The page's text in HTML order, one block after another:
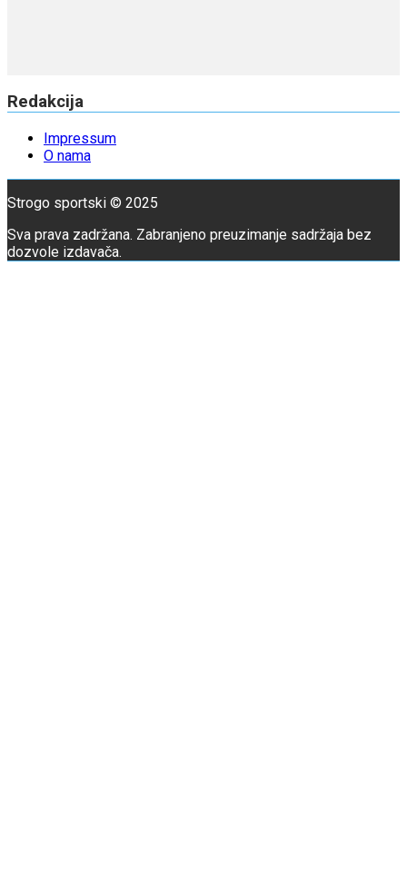
Redakcija
Impressum
O nama
Strogo sportski © 2025
Sva prava zadržana. Zabranjeno preuzimanje sadržaja bez
dozvole izdavača.